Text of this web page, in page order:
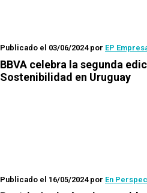
Publicado el 03/06/2024por EP
BBVA celebra la segunda
Sostenibilidad en Uruguay
Publicado el 16/05/2024por En